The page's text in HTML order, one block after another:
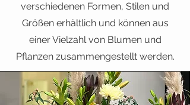
verschiedenen Formen, Stilen und
Größen erhältlich und können aus
einer Vielzahl von Blumen und
Pflanzen zusammengestellt werden.